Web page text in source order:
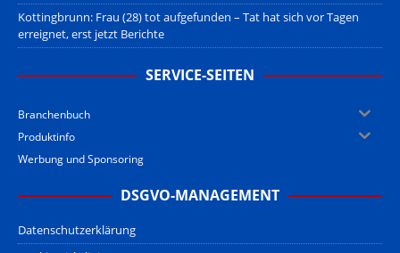
Kottingbrunn: Frau (28) tot aufgefunden – Tat hat sich vor Tagen
erreignet, erst jetzt Berichte
SERVICE-SEITEN
Branchenbuch
Produktinfo
Werbung und Sponsoring
DSGVO-MANAGEMENT
Datenschutzerklärung